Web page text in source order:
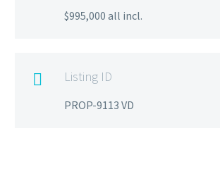
$995,000 all incl.
 Listing ID
PROP-9113 VD